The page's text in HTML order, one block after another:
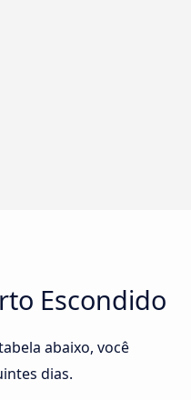
Escondido
abaixo, você
dias.